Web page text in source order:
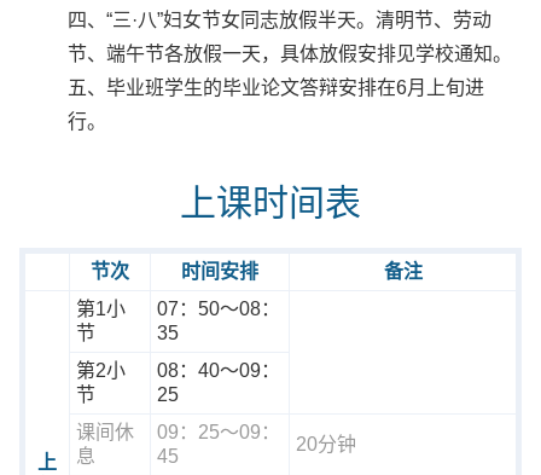
四、“三·八”妇女节女同志放假半天。清明节、劳动
节、端午节各放假一天，具体放假安排见学校通知。
五、毕业班学生的毕业论文答辩安排在6月上旬进
行。
上课时间表
节次 时间安排 备注
上
第1小
节
07：50～08：
35
第2小
节
08：40～09：
25
课间休
息
09：25～09：
45
20分钟